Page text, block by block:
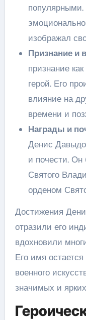
изображал
Признание и
признание
герой. Его
влияние на
времени и
Награды и
Денис
и почести.
Святого
орденом
Достижения
отразили его
вдохновили
Его имя
военного
значимых и